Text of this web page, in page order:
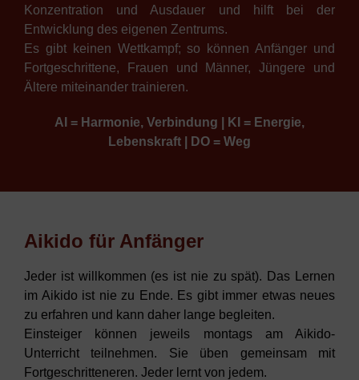
Konzentration und Ausdauer und hilft bei der
Entwicklung des eigenen Zentrums.
Es gibt keinen Wettkampf; so können Anfänger und
Fortgeschrittene, Frauen und Männer, Jüngere und
Ältere miteinander trainieren.
AI = Harmonie, Verbindung | KI = Energie,
Lebenskraft | DO = Weg
Aikido für Anfänger
Jeder ist willkommen (es ist nie zu spät). Das Lernen
im Aikido ist nie zu Ende. Es gibt immer etwas neues
zu erfahren und kann daher lange begleiten.
Einsteiger können jeweils montags am Aikido-
Unterricht teilnehmen. Sie üben gemeinsam mit
Fortgeschritteneren. Jeder lernt von jedem.